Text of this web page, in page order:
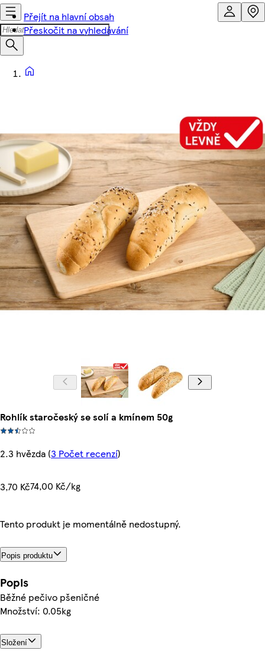
Přejít na hlavní obsah
Přeskočit na vyhledávání
Rohlík staročeský se solí a kmínem 50g
2.3 hvězda (3 Počet recenzí)
3,70 Kč74,00 Kč/kg
Tento produkt je momentálně nedostupný.
Popis produktu
Popis
Běžné pečivo pšeničné
Množství: 0.05kg
Složení